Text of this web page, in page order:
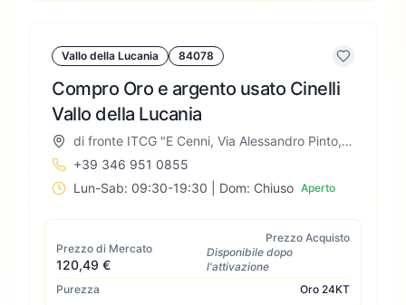
Vallo della Lucania 84078
Compro Oro e argento usato Cinelli
Vallo della Lucania
di fronte ITCG "E Cenni, Via Alessandro Pinto, 53, 84078 Vallo della Lucania SA, Italia
+39 346 951 0855
Lun-Sab: 09:30-19:30 | Dom: Chiuso Aperto
Prezzo di Mercato
120,49 €
Prezzo Acquisto
Disponibile dopo
l'attivazione
Purezza
Oro 24KT